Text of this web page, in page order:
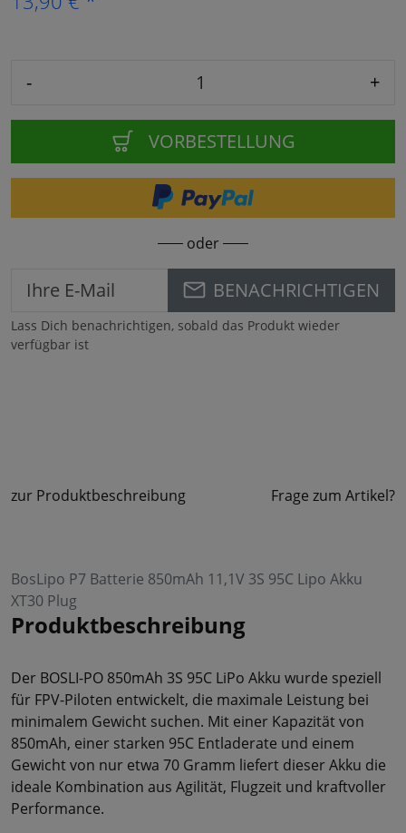
- +
VORBESTELLUNG
oder
BENACHRICHTIGEN
Lass Dich benachrichtigen, sobald das Produkt wieder
verfügbar ist
zur Produktbeschreibung Frage zum Artikel?
BosLipo P7 Batterie 850mAh 11,1V 3S 95C Lipo Akku
XT30 Plug
Produktbeschreibung
Der BOSLI-PO 850mAh 3S 95C LiPo Akku wurde speziell
für FPV-Piloten entwickelt, die maximale Leistung bei
minimalem Gewicht suchen. Mit einer Kapazität von
850mAh, einer starken 95C Entladerate und einem
Gewicht von nur etwa 70 Gramm liefert dieser Akku die
ideale Kombination aus Agilität, Flugzeit und kraftvoller
Performance.